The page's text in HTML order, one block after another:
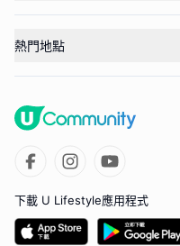
熱門地點
下載 U Lifestyle應用程式